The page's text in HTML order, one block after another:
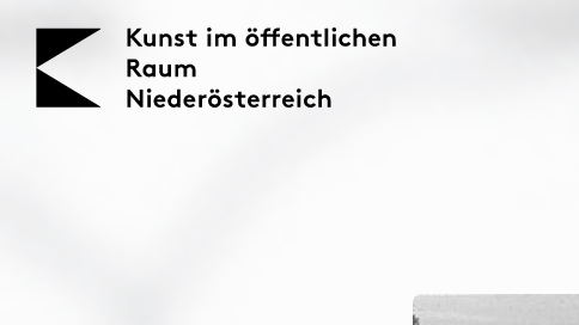
KOERNOE